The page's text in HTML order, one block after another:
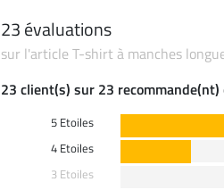
23 évaluations
sur l'article T-shirt à manches
23 client(s) sur 23
5 Etoiles
4 Etoiles
3 Etoiles